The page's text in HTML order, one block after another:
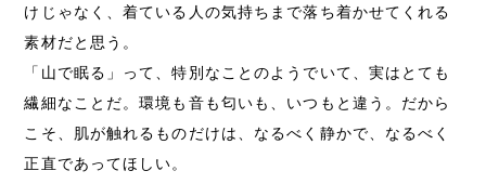
けじゃなく、着ている人の気持ちまで落ち着かせてくれる
素材だと思う。
「山で眠る」って、特別なことのようでいて、実はとても
繊細なことだ。環境も音も匂いも、いつもと違う。だから
こそ、肌が触れるものだけは、なるべく静かで、なるべく
正直であってほしい。